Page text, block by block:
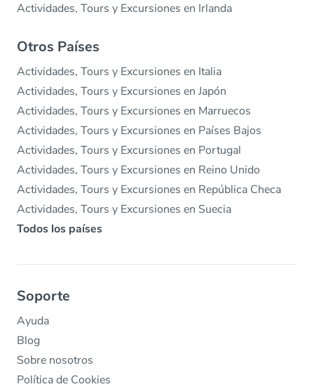
Actividades, Tours y Excursiones en Irlanda
Otros Países
Actividades, Tours y Excursiones en Italia
Actividades, Tours y Excursiones en Japón
Actividades, Tours y Excursiones en Marruecos
Actividades, Tours y Excursiones en Países Bajos
Actividades, Tours y Excursiones en Portugal
Actividades, Tours y Excursiones en Reino Unido
Actividades, Tours y Excursiones en República Checa
Actividades, Tours y Excursiones en Suecia
Todos los países
Soporte
Ayuda
Blog
Sobre nosotros
Política de Cookies